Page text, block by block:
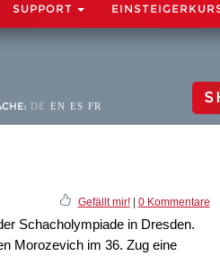
SUPPORT
DE EN ES FR
Gefällt mir!| 0 Kommentare
Schacholympiade in Dresden.
Morozevich im 36. Zug eine